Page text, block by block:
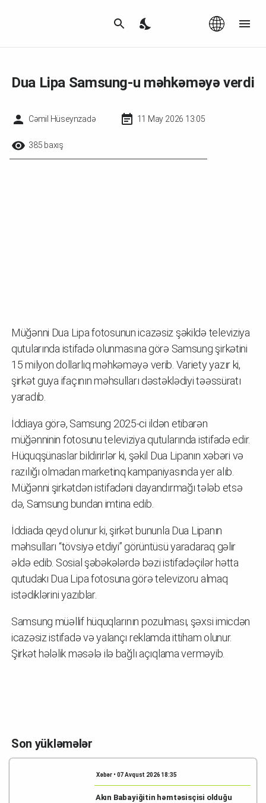
Dua Lipa Samsung-u məhkəməyə verdi
Cəmil Hüseynzadə 11 May 2026 13:05
385 baxış
Müğənni Dua Lipa fotosunun icazəsiz şəkildə televiziya
qutularında istifadə olunmasına görə Samsung şirkətini
15 milyon dollarlıq məhkəməyə verib. Variety yazır ki,
şirkət guya ifaçının məhsulları dəstəklədiyi təəssüratı
yaradıb.
İddiaya görə, Samsung 2025-ci ildən etibarən
müğənninin fotosunu televiziya qutularında istifadə edir.
Hüquqşünaslar bildirirlər ki, şəkil Dua Lipanın xəbəri və
razılığı olmadan marketinq kampaniyasında yer alıb.
Müğənni şirkətdən istifadəni dayandırmağı tələb etsə
də, Samsung bundan imtina edib.
İddiada qeyd olunur ki, şirkət bununla Dua Lipanın
məhsulları “tövsiyə etdiyi” görüntüsü yaradaraq gəlir
əldə edib. Sosial şəbəkələrdə bəzi istifadəçilər hətta
qutudakı Dua Lipa fotosuna görə televizoru almaq
istədiklərini yazıblar.
Samsung müəllif hüquqlarının pozulması, şəxsi imicdən
icazəsiz istifadə və yalançı reklamda ittiham olunur.
Şirkət hələlik məsələ ilə bağlı açıqlama verməyib.
Son yükləmələr
Xəbər • 07 Avqust 2026 18:35
Akın Babayiğitin həmtəsisçisi olduğu